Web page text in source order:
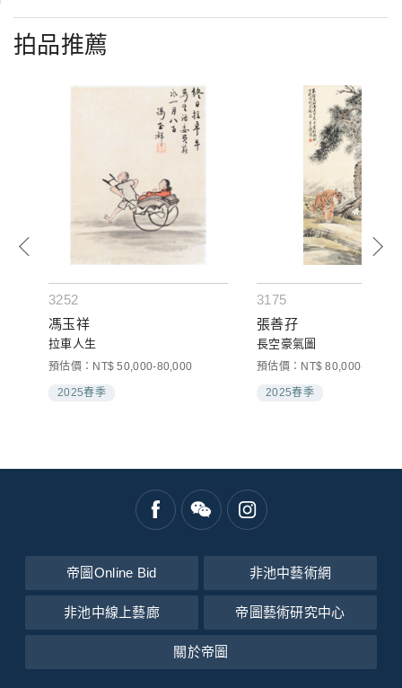
拍品推薦
3252
馮玉祥
拉車人生
預估價：NT$ 50,000-80,000
2025春季
3175
張善孖
長空豪氣圖
預估價：NT$ 80,000-
2025春季
帝圖Online Bid 非池中藝術網
非池中線上藝廊 帝圖藝術研究中心
關於帝圖